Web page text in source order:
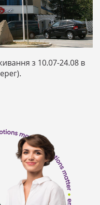
з 10.07-24.08 в